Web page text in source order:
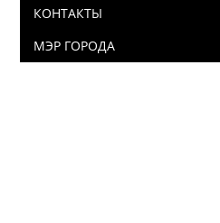
КОНТАКТЫ
МЭР ГОРОДА